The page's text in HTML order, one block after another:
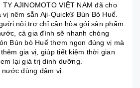
AJINOMOTO VIỆT NAM đã cho
nêm sẵn Aji-Quick® Bún Bò Huế.
nội trợ chỉ cần hòa gói sản phẩm
cả gia đình sẽ nhanh chóng
Bún bò Huế thơm ngon đúng vị mà
gia vị, giúp tiết kiệm thời gian
lại giá trị dinh dưỡng.
dùng đậm vị.